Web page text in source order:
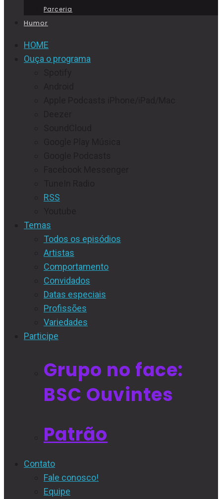
Parceria
Humor
HOME
Ouça o programa
RSS
Temas
Todos os episódios
Artistas
Comportamento
Convidados
Datas especiais
Profissões
Variedades
Participe
Grupo no face:
BSC Ouvintes
Patrão
Contato
Fale conosco!
Equipe